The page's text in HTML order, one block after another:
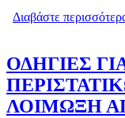
Διαβάστε
ΟΔΗΓΙΕΣ
ΛΟΙΜΩΞΗ